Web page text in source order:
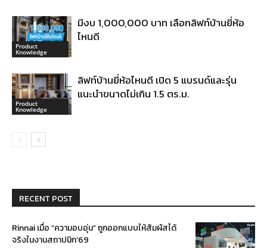
Product
Knowledge
มีงบ 1,000,000 บาท เลือกลิฟท์บ้านยี่ห้อ
ไหนดี
Product
Knowledge
ลิฟท์บ้านยี่ห้อไหนดี เปิด 5 แบรนด์และรุ่น
แนะนำขนาดไม่เกิน 1.5 ตร.ม.
RECENT POST
Rinnai เมื่อ “ความอบอุ่น” ถูกออกแบบให้สัมผัสได้
จริงในงานสถาปนิก’69